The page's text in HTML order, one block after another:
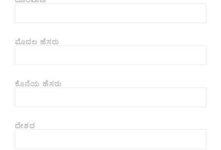
ಮೊದಲ ಹೆಸರು
ಕೊನೆಯ ಹೆಸರು
ದೇಶದ